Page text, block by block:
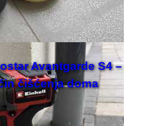
Avantgarde S4 –
čišćenja doma